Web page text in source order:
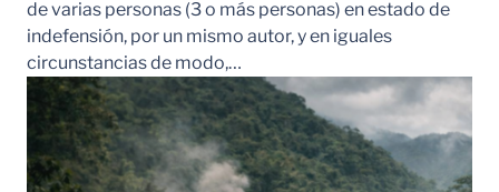
de varias personas (3 o más personas) en estado de
indefensión, por un mismo autor, y en iguales
circunstancias de modo,…